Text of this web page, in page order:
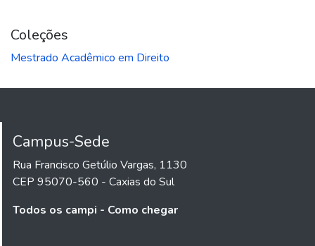
Coleções
Mestrado Acadêmico em Direito
Campus-Sede
Rua Francisco Getúlio Vargas, 1130
CEP 95070-560 - Caxias do Sul
Todos os campi - Como chegar